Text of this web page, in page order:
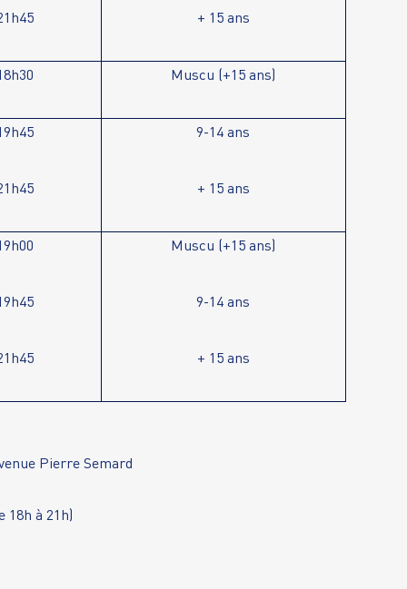
+ 15 ans
Muscu (+15 ans)
9-14 ans
+ 15 ans
Muscu (+15 ans)
9-14 ans
+ 15 ans
Pierre Semard
18h à 21h)